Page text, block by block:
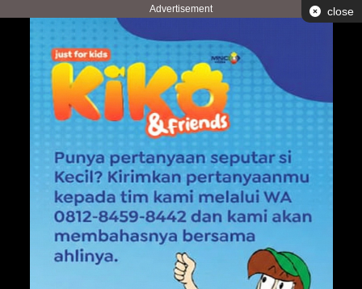
Advertisement close